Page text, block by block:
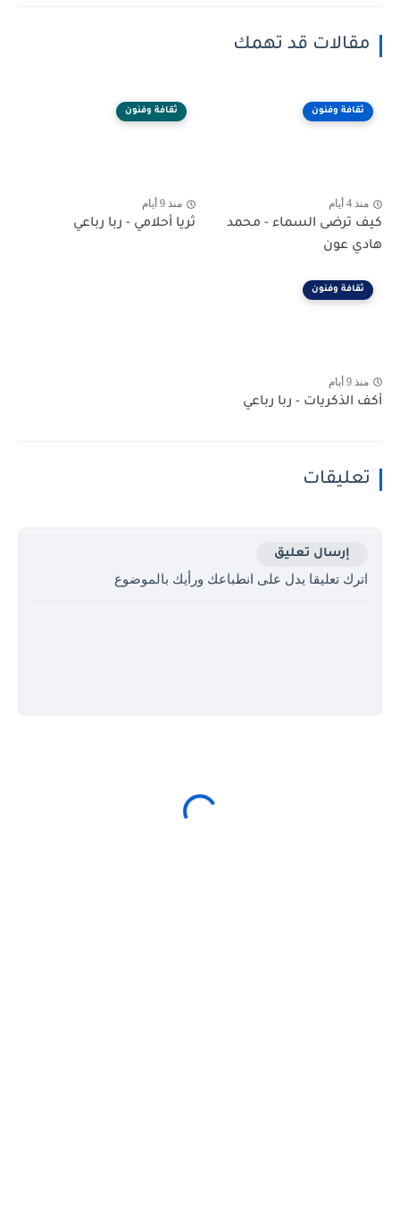
مقالات قد تهمك
ثقافة وفنون
منذ 4 أيام
كيف ترضى السماء - محمد
هادي عون
ثقافة وفنون
منذ 9 أيام
ثريا أحلامي - ربا رباعي
ثقافة وفنون
منذ 9 أيام
أكف الذكريات - ربا رباعي
تعليقات
إرسال تعليق
اترك تعليقا يدل على انطباعك ورأيك بالموضوع